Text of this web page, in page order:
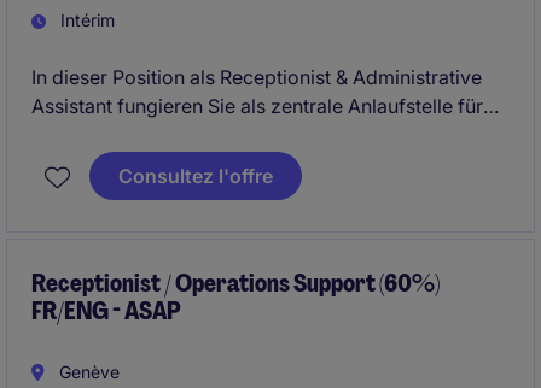
Intérim
In dieser Position als Receptionist & Administrative
Assistant fungieren Sie als zentrale Anlaufstelle für
unterstützen das Team in einer vielseitigen
Kombination aus Empfangs-, Office-Management-
sowie zu reibungslosen Abläufen im Tagesgeschäft
bei.
Consultez l'offre
Receptionist / Operations Support (60%)
FR/ENG - ASAP
Genève